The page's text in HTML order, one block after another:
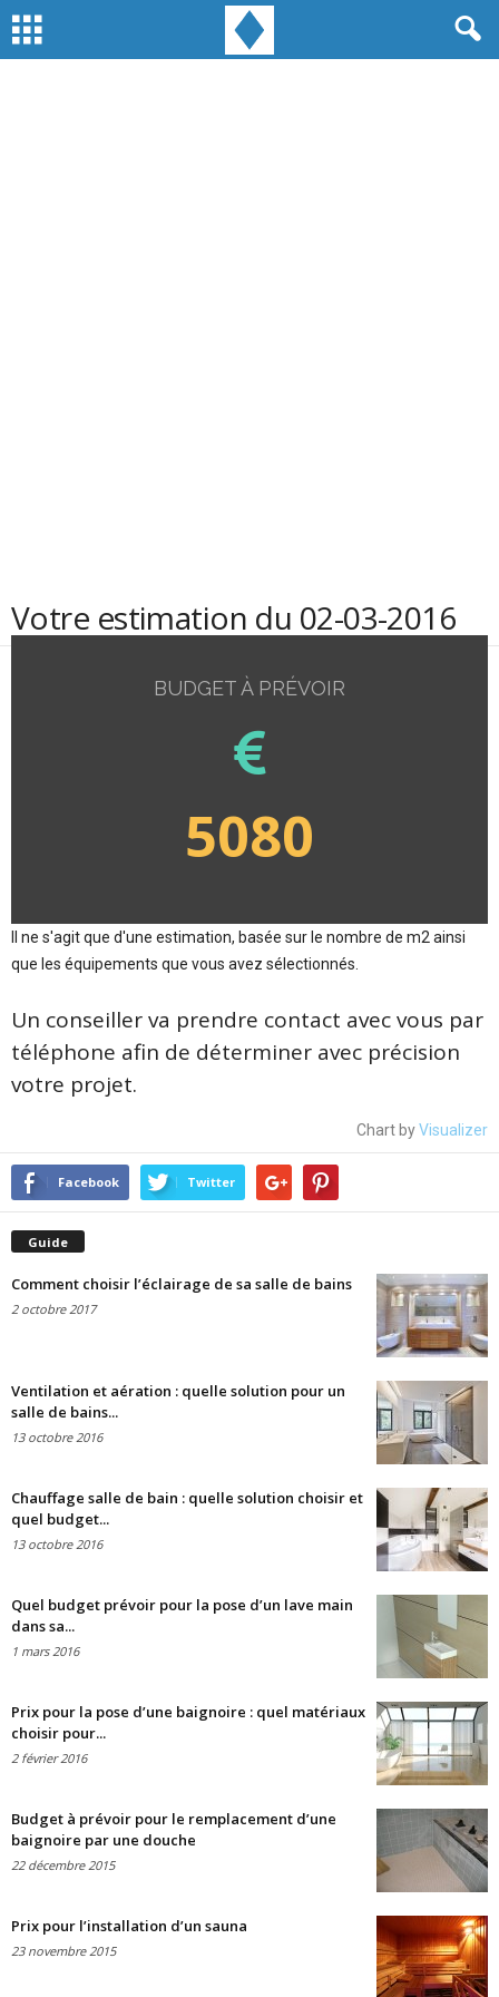
Votre estimation du 02-03-2016
BUDGET À PRÉVOIR
5080
Il ne s'agit que d'une estimation, basée sur le nombre de m2 ainsi
que les équipements que vous avez sélectionnés.
Un conseiller va prendre contact avec vous par
téléphone afin de déterminer avec précision
votre projet.
Chart byVisualizer
Facebook Twitter
Guide
Comment choisir l’éclairage de sa salle de bains
2 octobre 2017
Ventilation et aération : quelle solution pour un
salle de bains...
13 octobre 2016
Chauffage salle de bain : quelle solution choisir et
quel budget...
13 octobre 2016
Quel budget prévoir pour la pose d’un lave main
dans sa...
1 mars 2016
Prix pour la pose d’une baignoire : quel matériaux
choisir pour...
2 février 2016
Budget à prévoir pour le remplacement d’une
baignoire par une douche
22 décembre 2015
Prix pour l’installation d’un sauna
23 novembre 2015